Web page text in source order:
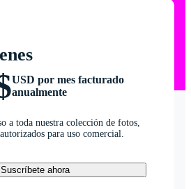
USD por mes facturado
anualmente
a toda nuestra colección de fotos,
para uso comercial.
Suscríbete ahora